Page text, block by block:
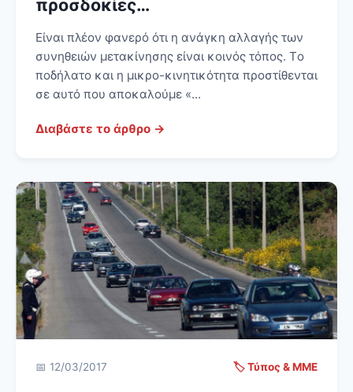
προσδοκίες…
Είναι πλέον φανερό ότι η ανάγκη αλλαγής των
συνηθειών μετακίνησης είναι κοινός τόπος. Tο
ποδήλατο και η μικρο-κινητικότητα προστίθενται
σε αυτό που αποκαλούμε «...
Διαβάστε το άρθρο →
📅 12/03/2017 🏷️ Τύπος & ΜΜΕ